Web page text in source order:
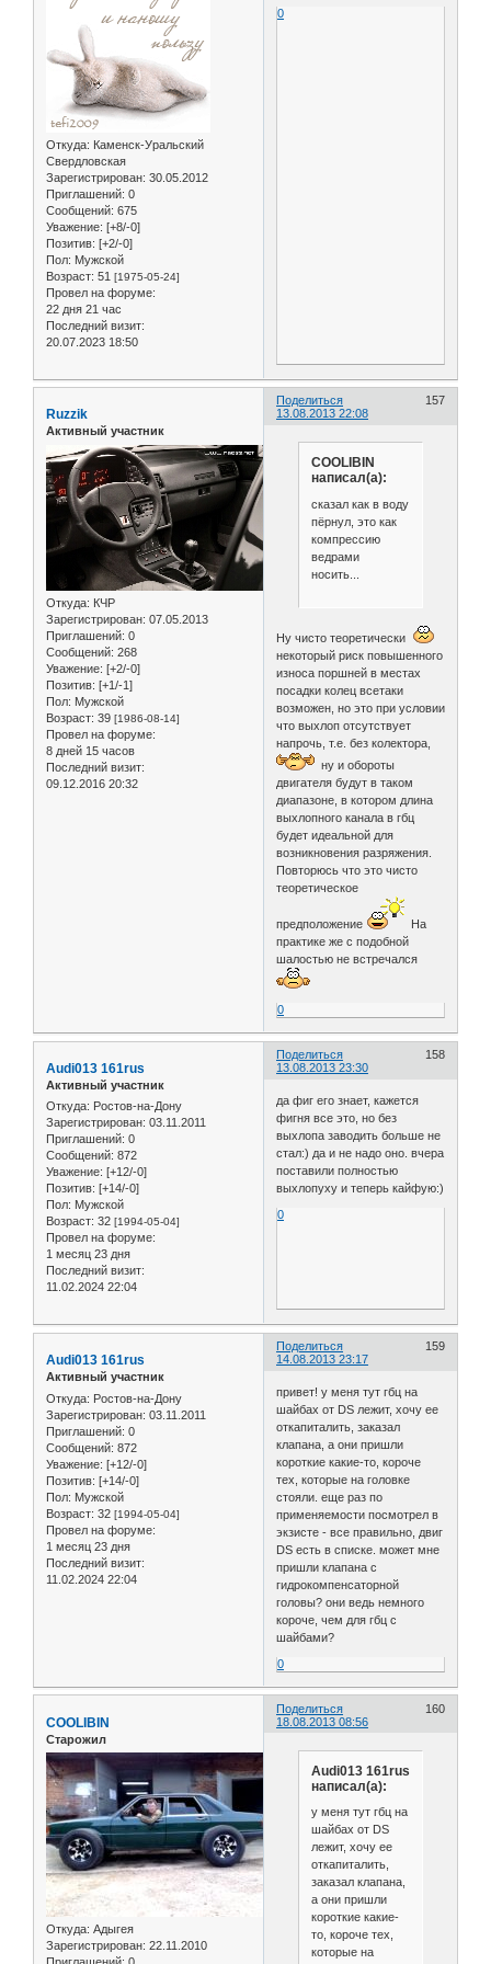
Откуда: Каменск-Уральский
Свердловская
Зарегистрирован: 30.05.2012
Приглашений: 0
Сообщений: 675
Уважение: [+8/-0]
Позитив: [+2/-0]
Пол: Мужской
Возраст: 51 [1975-05-24]
Провел на форуме:
22 дня 21 час
Последний визит:
20.07.2023 18:50
0
Поделиться
157
13.08.2013 22:08
Ruzzik
Активный участник
Откуда: КЧР
Зарегистрирован: 07.05.2013
Приглашений: 0
Сообщений: 268
Уважение: [+2/-0]
Позитив: [+1/-1]
Пол: Мужской
Возраст: 39 [1986-08-14]
Провел на форуме:
8 дней 15 часов
Последний визит:
09.12.2016 20:32
COOLIBIN
написал(а):
сказал как в воду
пёрнул, это как
компрессию
ведрами
носить...
Ну чисто теоретически
некоторый риск повышенного
износа поршней в местах
посадки колец всетаки
возможен, но это при условии
что выхлоп отсутствует
напрочь, т.е. без колектора,
ну и обороты
двигателя будут в таком
диапазоне, в котором длина
выхлопного канала в гбц
будет идеальной для
возникновения разряжения.
Повторюсь что это чисто
теоретическое
предположение
На
практике же с подобной
шалостью не встречался
0
Поделиться
158
13.08.2013 23:30
Audi013 161rus
Активный участник
Откуда: Ростов-на-Дону
Зарегистрирован: 03.11.2011
Приглашений: 0
Сообщений: 872
Уважение: [+12/-0]
Позитив: [+14/-0]
Пол: Мужской
Возраст: 32 [1994-05-04]
Провел на форуме:
1 месяц 23 дня
Последний визит:
11.02.2024 22:04
да фиг его знает, кажется
фигня все это, но без
выхлопа заводить больше не
стал:) да и не надо оно. вчера
поставили полностью
выхлопуху и теперь кайфую:)
0
Поделиться
159
14.08.2013 23:17
Audi013 161rus
Активный участник
Откуда: Ростов-на-Дону
Зарегистрирован: 03.11.2011
Приглашений: 0
Сообщений: 872
Уважение: [+12/-0]
Позитив: [+14/-0]
Пол: Мужской
Возраст: 32 [1994-05-04]
Провел на форуме:
1 месяц 23 дня
Последний визит:
11.02.2024 22:04
привет! у меня тут гбц на
шайбах от DS лежит, хочу ее
откапиталить, заказал
клапана, а они пришли
короткие какие-то, короче
тех, которые на головке
стояли. еще раз по
применяемости посмотрел в
экзисте - все правильно, двиг
DS есть в списке. может мне
пришли клапана с
гидрокомпенсаторной
головы? они ведь немного
короче, чем для гбц с
шайбами?
0
Поделиться
160
18.08.2013 08:56
COOLIBIN
Старожил
Откуда: Адыгея
Зарегистрирован: 22.11.2010
Audi013 161rus
написал(а):
у меня тут гбц на
шайбах от DS
лежит, хочу ее
откапиталить,
заказал клапана,
а они пришли
короткие какие-
то, короче тех,
которые на